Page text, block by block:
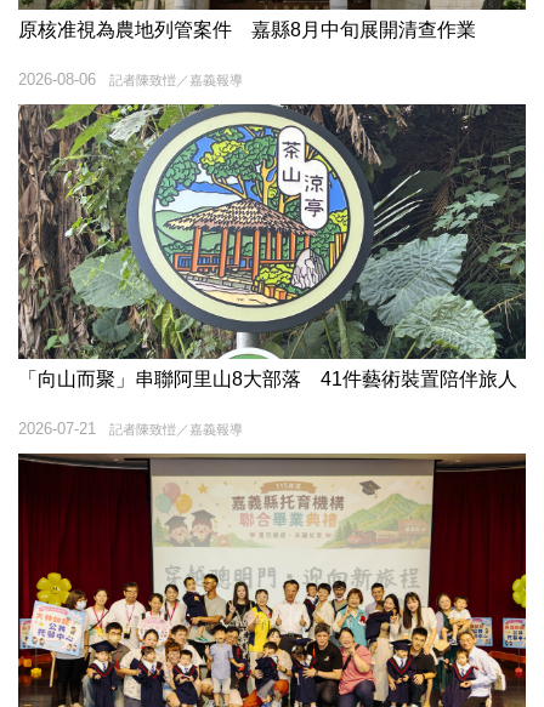
原核准視為農地列管案件 嘉縣8月中旬展開清查作業
記者陳致愷／嘉義報導
2026-08-06
「向山而聚」串聯阿里山8大部落 41件藝術裝置陪伴旅人
記者陳致愷／嘉義報導
2026-07-21